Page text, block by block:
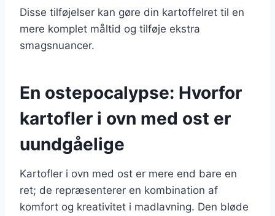
Disse tilføjelser kan gøre din kartoffelret til en
mere komplet måltid og tilføje ekstra
smagsnuancer.
En ostepocalypse: Hvorfor
kartofler i ovn med ost er
uundgåelige
Kartofler i ovn med ost er mere end bare en
ret; de repræsenterer en kombination af
komfort og kreativitet i madlavning. Den bløde